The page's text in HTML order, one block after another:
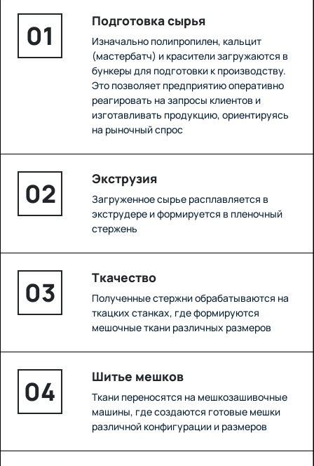
01 Подготовка сырья
Изначально полипропилен, кальцит
(мастербатч) и красители загружаются в
бункеры для подготовки к производству.
Это позволяет предприятию оперативно
реагировать на запросы клиентов и
изготавливать продукцию, ориентируясь
на рыночный спрос
02 Экструзия
Загруженное сырье расплавляется в
экструдере и формируется в пленочный
стержень
03 Ткачество
Полученные стержни обрабатываются на
ткацких станках, где формируются
мешочные ткани различных размеров
04 Шитье мешков
Ткани переносятся на мешкозашивочные
машины, где создаются готовые мешки
различной конфигурации и размеров